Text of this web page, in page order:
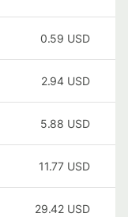
0.59 USD
2.94 USD
5.88 USD
11.77 USD
29.42 USD